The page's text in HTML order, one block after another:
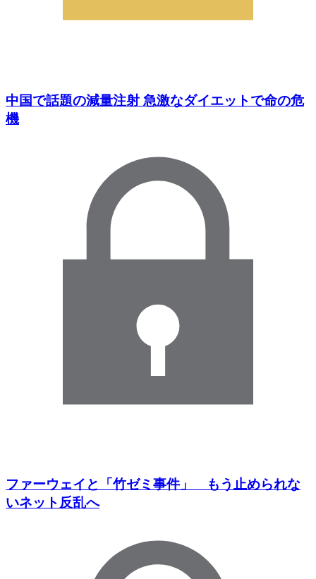
中国で話題の減量注射 急激なダイエットで命の危
機
ファーウェイと「竹ゼミ事件」 もう止められな
いネット反乱へ